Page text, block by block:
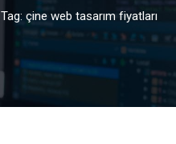
Tag: çine web tasarım fiyatları